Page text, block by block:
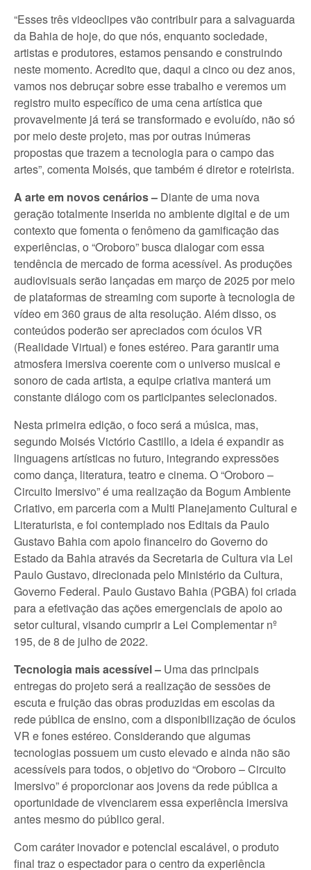
“Esses três videoclipes vão contribuir para a salvaguarda
da Bahia de hoje, do que nós, enquanto sociedade,
artistas e produtores, estamos pensando e construindo
neste momento. Acredito que, daqui a cinco ou dez anos,
vamos nos debruçar sobre esse trabalho e veremos um
registro muito específico de uma cena artística que
provavelmente já terá se transformado e evoluído, não só
por meio deste projeto, mas por outras inúmeras
propostas que trazem a tecnologia para o campo das
artes”, comenta Moisés, que também é diretor e roteirista.
A arte em novos cenários – Diante de uma nova
geração totalmente inserida no ambiente digital e de um
contexto que fomenta o fenômeno da gamificação das
experiências, o “Oroboro” busca dialogar com essa
tendência de mercado de forma acessível. As produções
audiovisuais serão lançadas em março de 2025 por meio
de plataformas de streaming com suporte à tecnologia de
vídeo em 360 graus de alta resolução. Além disso, os
conteúdos poderão ser apreciados com óculos VR
(Realidade Virtual) e fones estéreo. Para garantir uma
atmosfera imersiva coerente com o universo musical e
sonoro de cada artista, a equipe criativa manterá um
constante diálogo com os participantes selecionados.
Nesta primeira edição, o foco será a música, mas,
segundo Moisés Victório Castillo, a ideia é expandir as
linguagens artísticas no futuro, integrando expressões
como dança, literatura, teatro e cinema. O “Oroboro –
Circuito Imersivo” é uma realização da Bogum Ambiente
Criativo, em parceria com a Multi Planejamento Cultural e
Literaturista, e foi contemplado nos Editais da Paulo
Gustavo Bahia com apoio financeiro do Governo do
Estado da Bahia através da Secretaria de Cultura via Lei
Paulo Gustavo, direcionada pelo Ministério da Cultura,
Governo Federal. Paulo Gustavo Bahia (PGBA) foi criada
para a efetivação das ações emergenciais de apoio ao
setor cultural, visando cumprir a Lei Complementar nº
195, de 8 de julho de 2022.
Tecnologia mais acessível – Uma das principais
entregas do projeto será a realização de sessões de
escuta e fruição das obras produzidas em escolas da
rede pública de ensino, com a disponibilização de óculos
VR e fones estéreo. Considerando que algumas
tecnologias possuem um custo elevado e ainda não são
acessíveis para todos, o objetivo do “Oroboro – Circuito
Imersivo” é proporcionar aos jovens da rede pública a
oportunidade de vivenciarem essa experiência imersiva
antes mesmo do público geral.
Com caráter inovador e potencial escalável, o produto
final traz o espectador para o centro da experiência